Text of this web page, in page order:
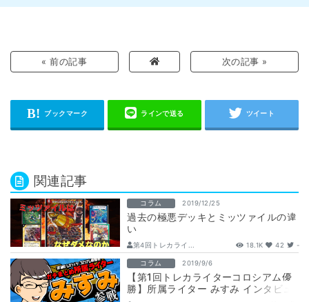
« 前の記事 次の記事 »
関連記事
コラム 2019/12/25
過去の極悪デッキとミッツァイルの違
い
第4回トレカライ... 18.1K 42 -
コラム 2019/9/6
【第1回トレカライターコロシアム優
勝】所属ライター みすみ インタビュ